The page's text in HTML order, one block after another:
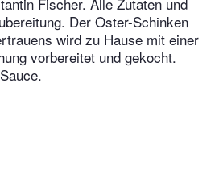
Der Oster-Schinken
wird zu Hause mit einer
vorbereitet und gekocht.